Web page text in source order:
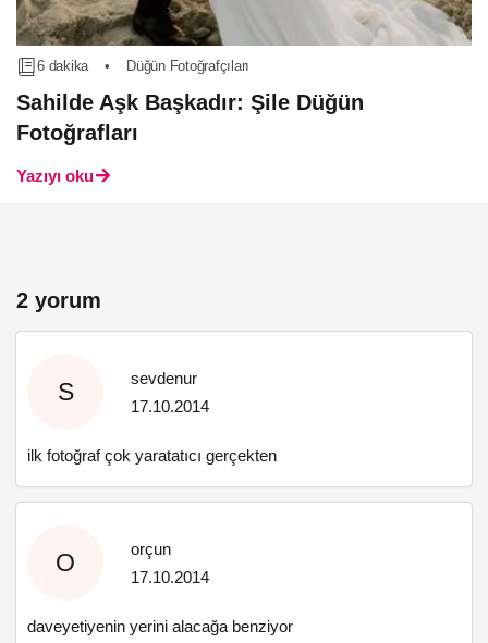
6 dakika • Düğün Fotoğrafçıları
Sahilde Aşk Başkadır: Şile Düğün
Fotoğrafları
Yazıyı oku
2 yorum
S
sevdenur
17.10.2014
ilk fotoğraf çok yaratatıcı gerçekten
O
orçun
17.10.2014
daveyetiyenin yerini alacağa benziyor